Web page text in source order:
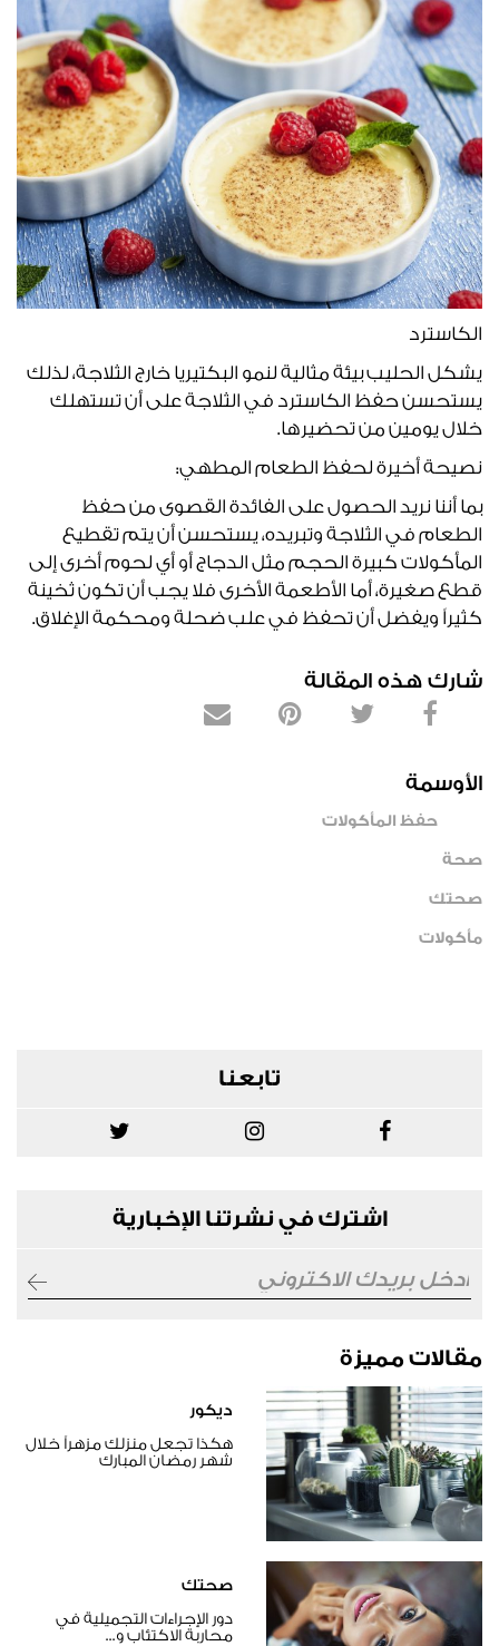
الكاسترد
يشكل الحليب بيئة مثالية لنمو البكتيريا خارج الثلاجة، لذلك
يستحسن حفظ الكاسترد في الثلاجة على أن تستهلك
خلال يومين من تحضيرها.
نصيحة أخيرة لحفظ الطعام المطهي:
بما أننا نريد الحصول على الفائدة القصوى من حفظ
الطعام في الثلاجة وتبريده، يستحسن أن يتم تقطيع
المأكولات كبيرة الحجم مثل الدجاج أو أي لحوم أخرى إلى
قطع صغيرة، أما الأطعمة الأخرى فلا يجب أن تكون ثخينة
كثيراً ويفضل أن تحفظ في علب ضحلة ومحكمة الإغلاق.
شارك هذه المقالة
الأوسمة
حفظ المأكولات
صحة
صحتك
مأكولات
تابعنا
اشترك في نشرتنا الإخبارية
مقالات مميزة
ديكور
هكذا تجعل منزلك مزهراً خلال
شهر رمضان المبارك
صحتك
دور الإجراءات التجميلية في
محاربة الاكتئاب و...